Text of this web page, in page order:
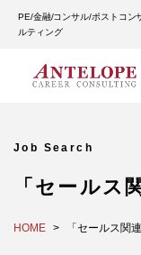
PE/金融/コンサル/ポストコ
ルティング
Job Search
「セールス
HOME 「セールス関